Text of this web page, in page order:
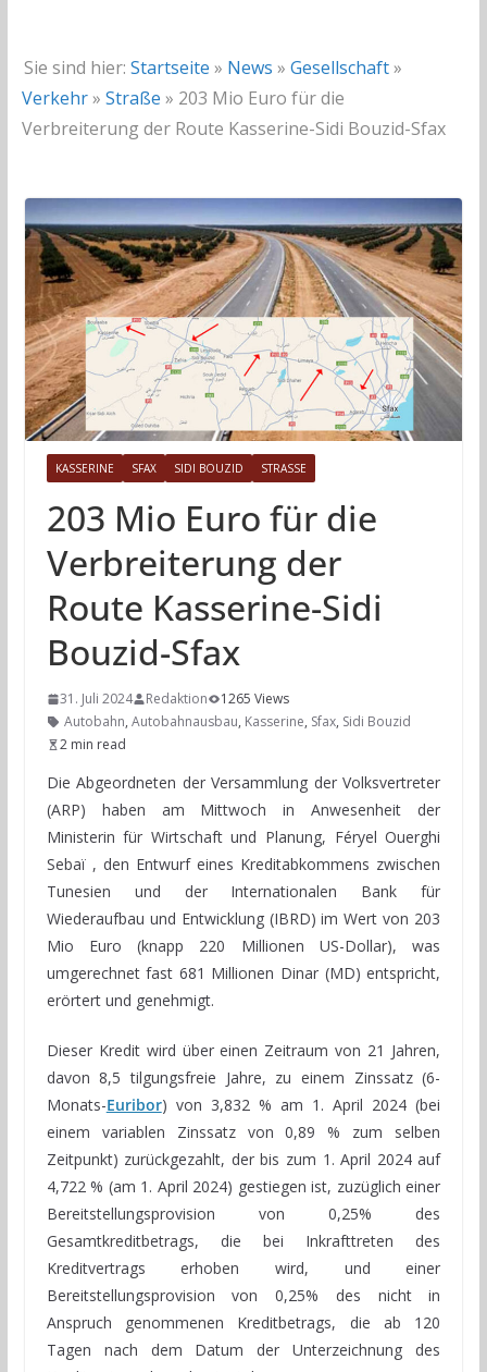
Sie sind hier: Startseite » News » Gesellschaft»
Verkehr» Straße » 203 Mio Euro für die
Verbreiterung der Route Kasserine-Sidi Bouzid-Sfax
KASSERINE SFAX SIDI BOUZID STRASSE
203 Mio Euro für die
Verbreiterung der
Route Kasserine-Sidi
Bouzid-Sfax
31. Juli 2024 Redaktion
1265 Views
Autobahn, Autobahnausbau, Kasserine, Sfax, Sidi Bouzid
2 min read
Die Abgeordneten der Versammlung der Volksvertreter
(ARP) haben am Mittwoch in Anwesenheit der
Ministerin für Wirtschaft und Planung, Féryel Ouerghi
Sebaï , den Entwurf eines Kreditabkommens zwischen
Tunesien und der Internationalen Bank für
Wiederaufbau und Entwicklung (IBRD) im Wert von 203
Mio Euro (knapp 220 Millionen US-Dollar), was
umgerechnet fast 681 Millionen Dinar (MD) entspricht,
erörtert und genehmigt.
Dieser Kredit wird über einen Zeitraum von 21 Jahren,
davon 8,5 tilgungsfreie Jahre, zu einem Zinssatz (6-
Monats-Euribor) von 3,832 % am 1. April 2024 (bei
einem variablen Zinssatz von 0,89 % zum selben
Zeitpunkt) zurückgezahlt, der bis zum 1. April 2024 auf
4,722 % (am 1. April 2024) gestiegen ist, zuzüglich einer
Bereitstellungsprovision von 0,25% des
Gesamtkreditbetrags, die bei Inkrafttreten des
Kreditvertrags erhoben wird, und einer
Bereitstellungsprovision von 0,25% des nicht in
Anspruch genommenen Kreditbetrags, die ab 120
Tagen nach dem Datum der Unterzeichnung des